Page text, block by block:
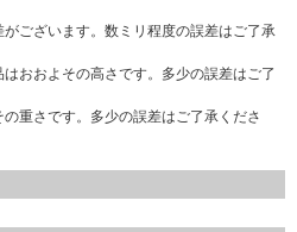
ございます。数ミリ程度の誤差はご了承
おおよその高さです。多少の誤差はご了
重さです。多少の誤差はご了承くださ